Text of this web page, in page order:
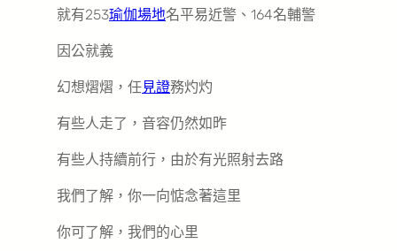
就有253瑜伽場地名平易近警、164名輔警
因公就義
幻想熠熠，任見證務灼灼
有些人走了，音容仍然如昨
有些人持續前行，由於有光照射去路
我們了解，你一向惦念著這里
你可了解，我們的心里